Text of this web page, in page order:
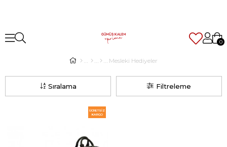
0
Mesleki Hediyeler
Filtreleme
Sıralama
ÜCRETSIZ
KARGO